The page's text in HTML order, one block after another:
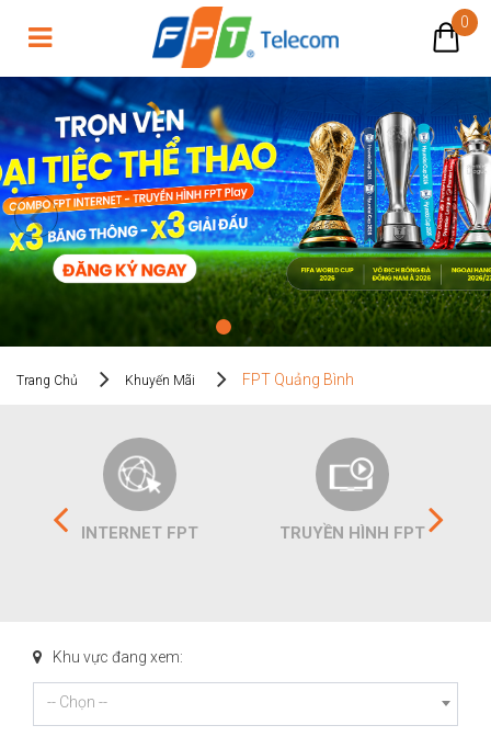
0
FPT Quảng Bình
Trang Chủ Khuyến Mãi FPT Quảng Bình
INTERNET FPT TRUYỀN HÌNH FPT
Khu vực đang xem:
-- Chọn --